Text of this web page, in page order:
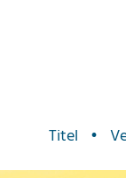
Titel •